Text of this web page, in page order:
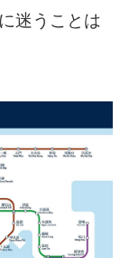
迷うことは